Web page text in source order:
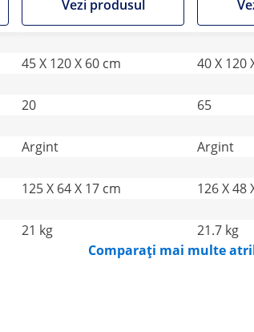
Vezi produsul
Catering
45 X 120 X 60 cm 40 X 120
20 65
Argint Argint
125 X 64 X 17 cm 126 X 48
21 kg 21.7 kg
Comparați mai multe